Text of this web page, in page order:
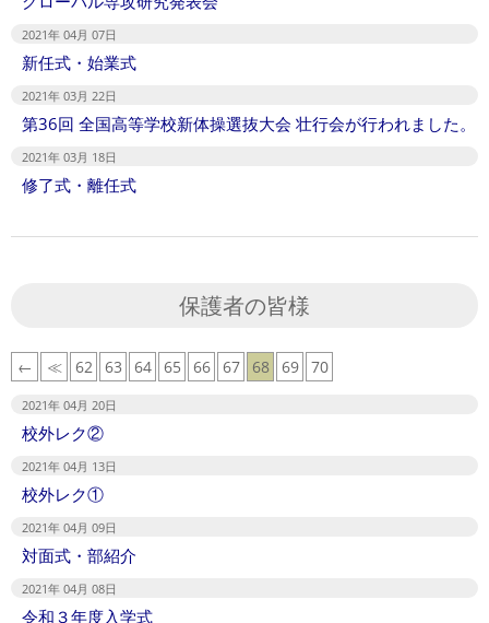
2021年 04月 07日
新任式・始業式
2021年 03月 22日
第36回 全国高等学校新体操選抜大会 壮行会が行われました。
2021年 03月 18日
修了式・離任式
保護者の皆様
← ≪ 62 63 64 65 66 67 68 69 70
2021年 04月 20日
校外レク②
2021年 04月 13日
校外レク①
2021年 04月 09日
対面式・部紹介
2021年 04月 08日
令和３年度入学式